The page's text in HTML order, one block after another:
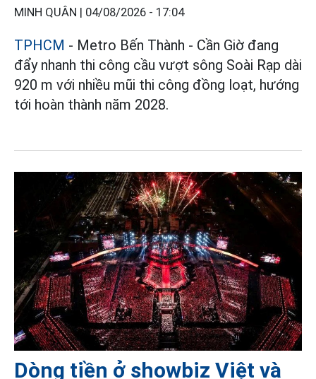
MINH QUÂN | 04/08/2026 - 17:04
TPHCM - Metro Bến Thành - Cần Giờ đang
đẩy nhanh thi công cầu vượt sông Soài Rạp dài
920 m với nhiều mũi thi công đồng loạt, hướng
tới hoàn thành năm 2028.
Dòng tiền ở showbiz Việt và